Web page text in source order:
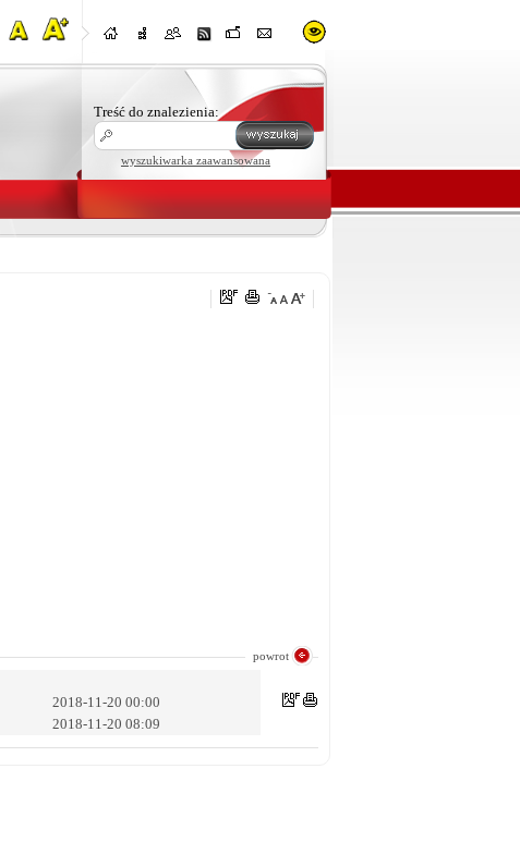
Treść do znalezienia:
wyszukiwarka zaawansowana
powrot
2018-11-20 00:00
2018-11-20 08:09